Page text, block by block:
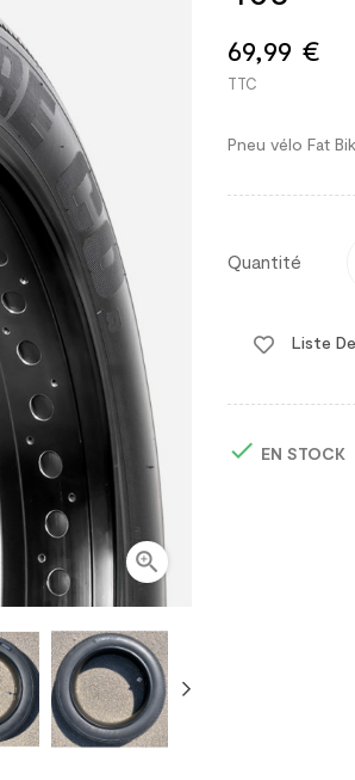

69,99 €
TTC
Pneu vélo Fat
Quantité
Liste
 EN STOCK